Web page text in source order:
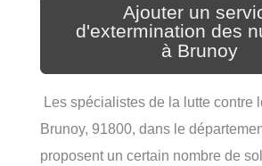
Ajouter un
d'extermination des
à Brunoy
Les spécialistes de la lutte contre
Brunoy, 91800, dans le
proposent un certain nombre de